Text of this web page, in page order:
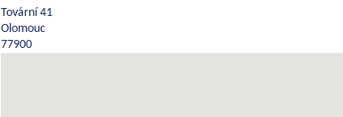
Tovární 41
Olomouc
77900